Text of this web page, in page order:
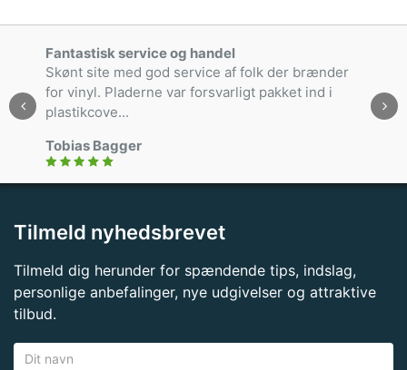
Fantastisk service og handel
Skønt site med god service af folk der brænder
for vinyl. Pladerne var forsvarligt pakket ind i
plastikcove...
Tobias Bagger
Tilmeld nyhedsbrevet
Tilmeld dig herunder for spændende tips, indslag,
personlige anbefalinger, nye udgivelser og attraktive
tilbud.